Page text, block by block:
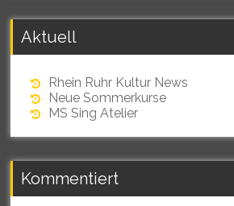
Aktuell
Rhein Ruhr Kultur News
Neue Sommerkurse
MS Sing Atelier
Kommentiert